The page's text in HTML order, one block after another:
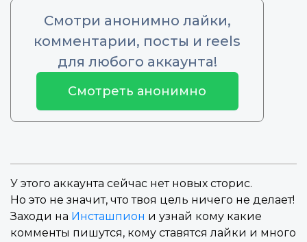
Смотри анонимно лайки,
комментарии, посты и reels
для любого аккаунта!
Смотреть анонимно
У этого аккаунта сейчас нет новых сторис.
Но это не значит, что твоя цель ничего не делает!
Заходи на Инсташпион и узнай кому какие
комменты пишутся, кому ставятся лайки и много